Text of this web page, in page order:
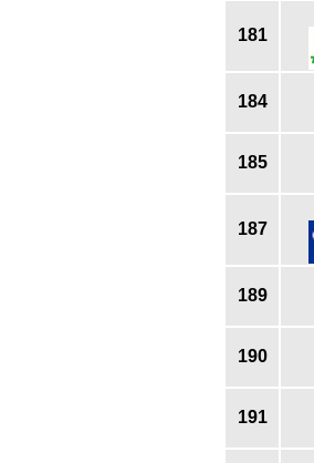
181
184
185
187
189
190
191